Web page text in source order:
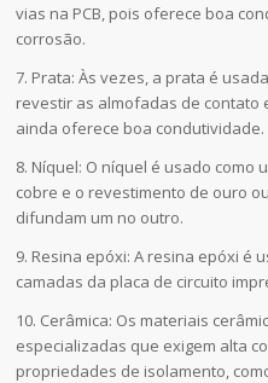
vias na PCB, pois oferece boa
corrosão.
7. Prata: Às vezes, a prata é
revestir as almofadas de contato
ainda oferece boa condutividade.
8. Níquel: O níquel é usado como
cobre e o revestimento de ouro
difundam um no outro.
9. Resina epóxi: A resina epóxi é
camadas da placa de circuito
10. Cerâmica: Os materiais
especializadas que exigem alta
propriedades de isolamento,